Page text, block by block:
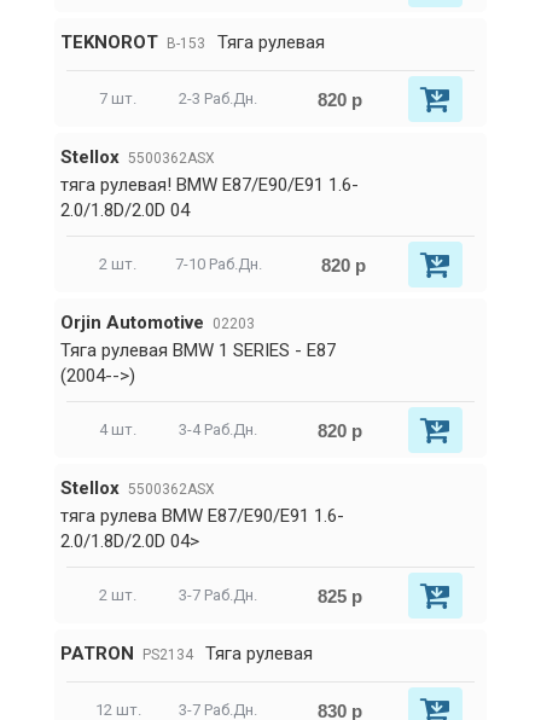
TEKNOROT B-153 Тяга рулевая
7 шт. 2-3 Раб.Дн. 820 р
Stellox 5500362ASX
тяга рулевая! BMW E87/E90/E91 1.6-
2.0/1.8D/2.0D 04
2 шт. 7-10 Раб.Дн. 820 р
Orjin Automotive 02203
Тяга рулевая BMW 1 SERIES - E87
(2004-->)
4 шт. 3-4 Раб.Дн. 820 р
Stellox 5500362ASX
тяга рулева BMW E87/E90/E91 1.6-
2.0/1.8D/2.0D 04>
2 шт. 3-7 Раб.Дн. 825 р
PATRON PS2134 Тяга рулевая
12 шт. 3-7 Раб.Дн. 830 р